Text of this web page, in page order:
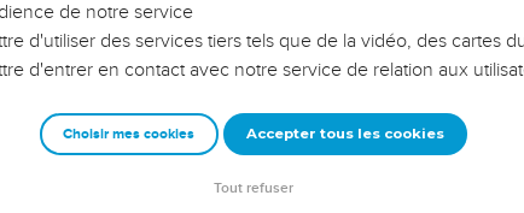
responsables reviennent sur les erreurs
avec plus de sagesse afin que leurs erreurs
une équipe, un groupe ou une famille,
de notre service
d'utiliser des services tiers tels que de la vidéo, des cartes
d'entrer en contact avec notre service de relation aux
Choisir mes cookies Accepter tous les cookies
Tout refuser